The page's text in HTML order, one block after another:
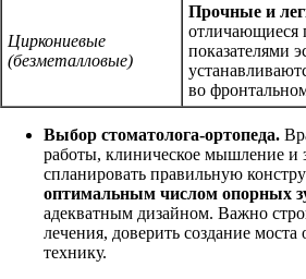
Циркониевые
(безметалловые)
Прочные и
показателями
во
Выбор стоматолога-ортопеда.
работы, клиническое мышление и
спланировать правильную
оптимальным числом опорных
адекватным дизайном. Важно
лечения, доверить создание
технику.